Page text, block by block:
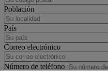
Población
País
Correo electrónico
Número de teléfono